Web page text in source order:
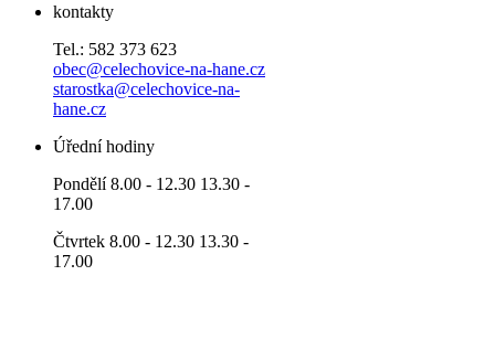
kontakty
Tel.: 582 373 623
obec@celechovice-na-hane.cz
starostka@celechovice-na-
hane.cz
Úřední hodiny
Pondělí 8.00 - 12.30 13.30 -
17.00
Čtvrtek 8.00 - 12.30 13.30 -
17.00